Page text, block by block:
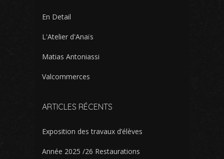
En Detail
L'Atelier d'Anaïs
Matias Antoniassi
Valcommerces
ARTICLES RÉCENTS
Exposition des travaux d’élèves
Année 2025 /26 Restaurations